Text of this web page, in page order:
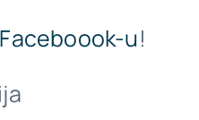
Faceboook-u!